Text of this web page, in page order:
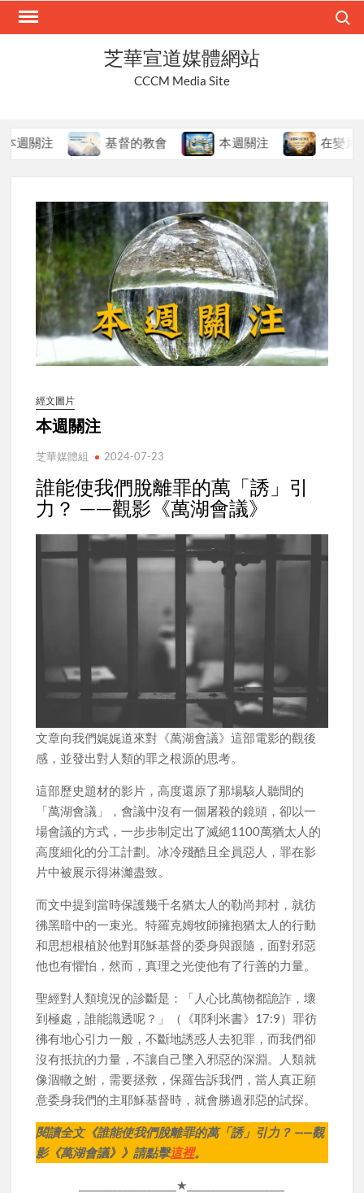
Skip
芝華宣道媒體網站
CCCM Media Site
注 基督的教會 本週關注 在變局中持守
經文圖片
本週關注
芝華媒體組 2024-07-23
誰能使我們脫離罪的萬「誘」引
力？ ——觀影《萬湖會議》
文章向我們娓娓道來對《萬湖會議》這部電影的觀後
感，並發出對人類的罪之根源的思考。
這部歷史題材的影片，高度還原了那場駭人聽聞的
「萬湖會議」，會議中沒有一個屠殺的鏡頭，卻以一
場會議的方式，一步步制定出了滅絕1100萬猶太人的
高度細化的分工計劃。冰冷殘酷且全員惡人，罪在影
片中被展示得淋灕盡致。
而文中提到當時保護幾千名猶太人的勒尚邦村，就彷
彿黑暗中的一束光。特羅克姆牧師擁抱猶太人的行動
和思想根植於他對耶穌基督的委身與跟隨，面對邪惡
他也有懼怕，然而，真理之光使他有了行善的力量。
聖經對人類境況的診斷是：「人心比萬物都詭詐，壞
到極處，誰能識透呢？」（《耶利米書》17:9）罪彷
彿有地心引力一般，不斷地誘惑人去犯罪，而我們卻
沒有抵抗的力量，不讓自己墜入邪惡的深淵。人類就
像涸轍之鮒，需要拯救，保羅告訴我們，當人真正願
意委身我們的主耶穌基督時，就會勝過邪惡的試探。
閱讀全文《誰能使我們脫離罪的萬「誘」引力？ ——觀
影《萬湖會議》》請點擊這裡。
____________________★____________________